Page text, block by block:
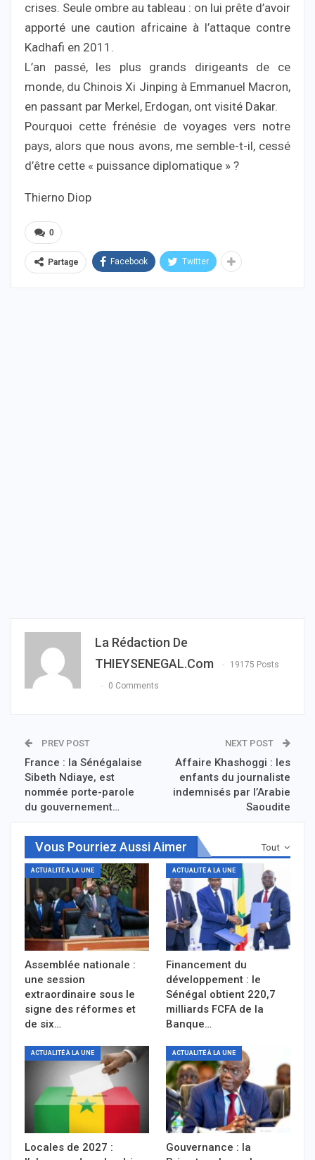
crises. Seule ombre au tableau : on lui prête d’avoir
apporté une caution africaine à l’attaque contre
Kadhafi en 2011.
L’an passé, les plus grands dirigeants de ce
monde, du Chinois Xi Jinping à Emmanuel Macron,
en passant par Merkel, Erdogan, ont visité Dakar.
Pourquoi cette frénésie de voyages vers notre
pays, alors que nous avons, me semble-t-il, cessé
d’être cette « puissance diplomatique » ?
Thierno Diop
0
Partage Facebook Twitter
La Rédaction De
THIEYSENEGAL.com
19175 Posts
0 Comments
PREV POST
France : la Sénégalaise
Sibeth Ndiaye, est
nommée porte-parole
du gouvernement…
NEXT POST
Affaire Khashoggi : les
enfants du journaliste
indemnisés par l’Arabie
Saoudite
Tout
Vous Pourriez Aussi Aimer
ACTUALITÉ À LA UNE
Assemblée nationale :
une session
extraordinaire sous le
signe des réformes et
de six…
ACTUALITÉ À LA UNE
Financement du
développement : le
Sénégal obtient 220,7
milliards FCFA de la
Banque…
ACTUALITÉ À LA UNE
Locales de 2027 :
ACTUALITÉ À LA UNE
Gouvernance : la